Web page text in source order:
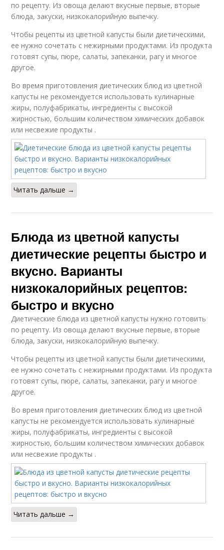
по рецепту. Из овоща делают вкусные первые, вторые
блюда, закуски, низкокалорийную выпечку.
Чтобы рецепты из цветной капусты были диетическими,
ее нужно сочетать с нежирными продуктами. Из продукта
готовят супы, пюре, салаты, запеканки, рагу и многое
другое.
Во время приготовления диетических блюд из цветной
капусты не рекомендуется использовать кулинарные
жиры, полуфабрикаты, ингредиенты с высокой
жирностью, большим количеством химических добавок
или несвежие продукты .
Читать дальше →
Блюда из цветной капусты
диетические рецепты быстро и
вкусно. Варианты
низкокалорийных рецептов:
быстро и вкусно
Диетические блюда из цветной капусты нужно готовить
по рецепту. Из овоща делают вкусные первые, вторые
блюда, закуски, низкокалорийную выпечку.
Чтобы рецепты из цветной капусты были диетическими,
ее нужно сочетать с нежирными продуктами. Из продукта
готовят супы, пюре, салаты, запеканки, рагу и многое
другое.
Во время приготовления диетических блюд из цветной
капусты не рекомендуется использовать кулинарные
жиры, полуфабрикаты, ингредиенты с высокой
жирностью, большим количеством химических добавок
или несвежие продукты .
Читать дальше →